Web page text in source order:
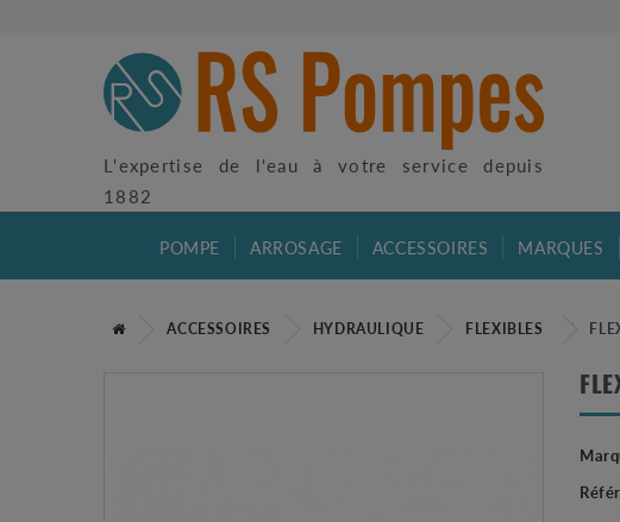
L'expertise de l'eau à votre service depuis
1882
POMPE ARROSAGE ACCESSOIRES MARQUES
ACCESSOIRES HYDRAULIQUE FLEXIBLES